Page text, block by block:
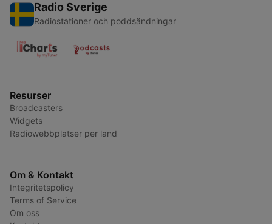
Radio Sverige
Radiostationer och poddsändningar
Resurser
Broadcasters
Widgets
Radiowebbplatser per land
Om & Kontakt
Integritetspolicy
Terms of Service
Om oss